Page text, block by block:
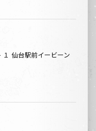
仙台駅前イービーン